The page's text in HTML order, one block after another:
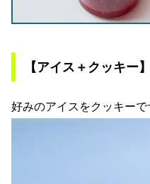
【アイス＋クッキー】
好みのアイスをクッキーで